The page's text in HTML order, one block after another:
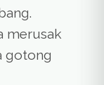
merusak
gotong